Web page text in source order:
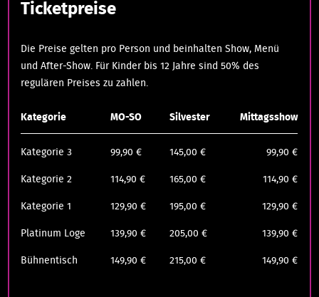
Ticketpreise
Die Preise gelten pro Person und beinhalten Show, Menü
und After-Show. Für Kinder bis 12 Jahre sind 50% des
regulären Preises zu zahlen.
Kategorie MO-SO Silvester Mittagsshow
Kategorie 3 99,90 € 145,00 € 99,90 €
Kategorie 2 114,90 € 165,00 € 114,90 €
Kategorie 1 129,90 € 195,00 € 129,90 €
Platinum Loge 139,90 € 205,00 € 139,90 €
Bühnentisch 149,90 € 215,00 € 149,90 €